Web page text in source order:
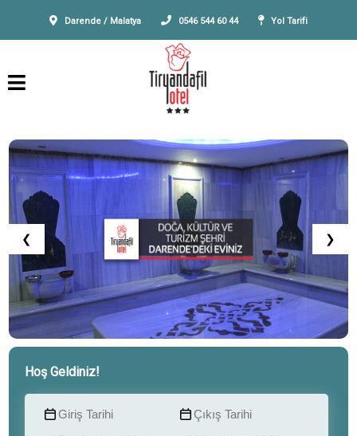
Darende / Malatya 0546 544 60 44 Yol Tarifi
❮ ❯
Hoş Geldiniz!
Giriş Tarihi Çıkış Tarihi